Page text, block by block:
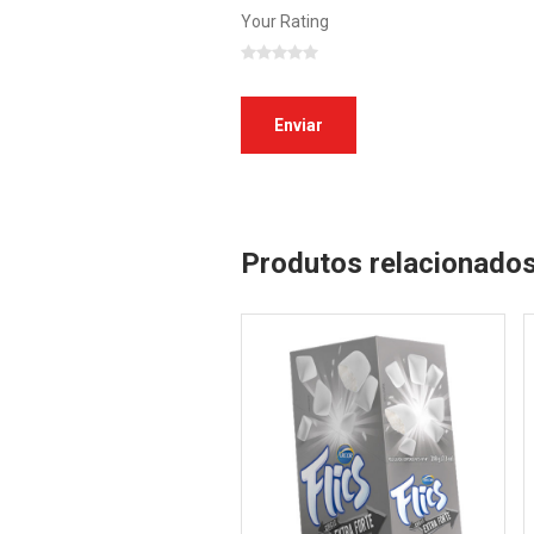
Your Rating
Produtos